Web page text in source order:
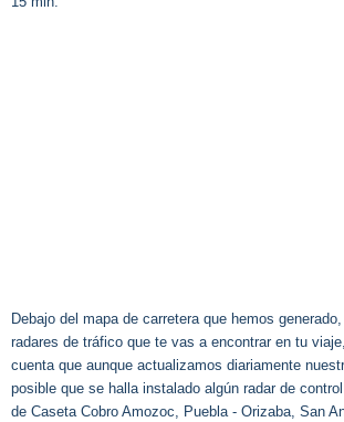
Debajo del mapa de carretera que hemos
radares de tráfico que te vas a encontrar en tu
cuenta que aunque actualizamos diariamente
posible que se halla instalado algún radar de
de Caseta Cobro Amozoc, Puebla - Orizaba, San